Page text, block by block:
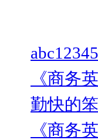
《商务
勤快的
《商务